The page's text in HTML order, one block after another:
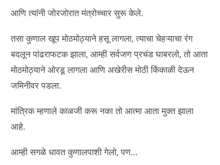
आणि त्यांनी जोरजोरात मंत्रोच्चार सुरू केले.
तसा कुणाल खूप मोठमोठ्याने हसू लागला, त्याचा चेहऱ्याचा रंग
बदलून पांढराफटक झाला, आम्ही सर्वजण प्रचंड घाबरलो, तो आता
मोठमोठ्याने ओरडू लागला आणि अखेरीस मोठी किंकाळी देऊन
जमिनीवर पडला.
मांत्रिक म्हणाले काळजी करू नका तो आत्मा आता मुक्त झाला
आहे.
आम्ही सगळे धावत कुणालपाशी गेलो, पण…